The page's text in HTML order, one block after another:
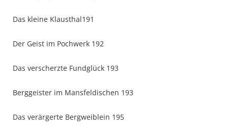
Das kleine Klausthal191
Der Geist im Pochwerk 192
Das verscherzte Fundglück 193
Berggeister im Mansfeldischen 193
Das verärgerte Bergweiblein 195